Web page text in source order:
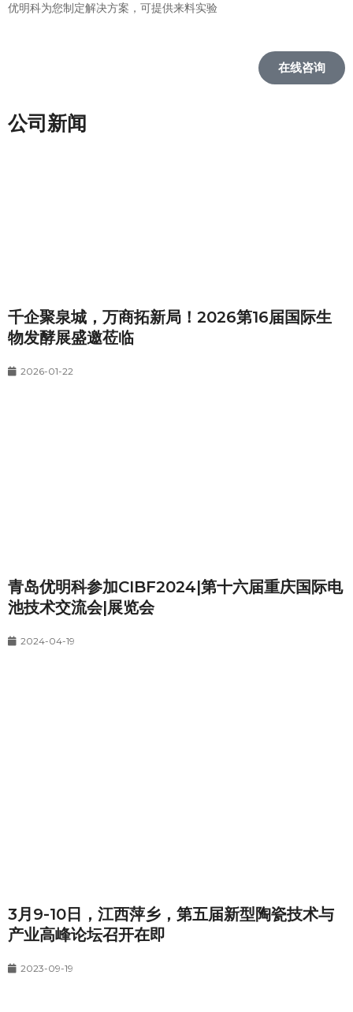
优明科为您制定解决方案，可提供来料实验
在线咨询
公司新闻
千企聚泉城，万商拓新局！2026第16届国际生
物发酵展盛邀莅临
2026-01-22
青岛优明科参加CIBF2024|第十六届重庆国际电
池技术交流会|展览会
2024-04-19
3月9-10日，江西萍乡，第五届新型陶瓷技术与
产业高峰论坛召开在即
2023-09-19